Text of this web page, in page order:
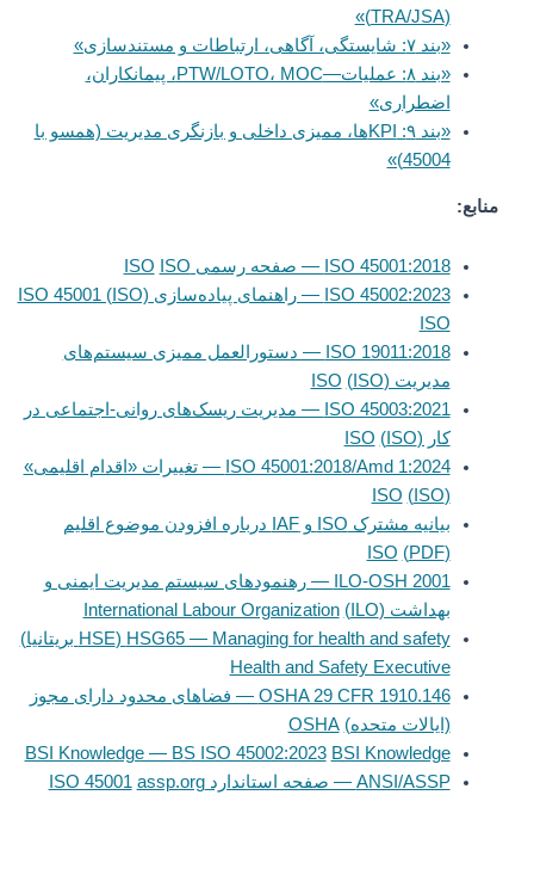
«بند ۷: شایستگی، آگاهی، ارتباطات و مستندسازی»
«بند ۸: عملیات—PTW/LOTO، MOC، پیمانکاران،
اضطراری»
«بند ۹: KPIها، ممیزی داخلی و بازنگری مدیریت (همسو با
45004)»
منابع:
ISO 45001:2018 — صفحه رسمی ISO
ISO
ISO 45002:2023 — راهنمای پیاده‌سازی ISO 45001 (ISO)
ISO
ISO 19011:2018 — دستورالعمل ممیزی سیستم‌های
مدیریت (ISO)
ISO
ISO 45003:2021 — مدیریت ریسک‌های روانی‌-اجتماعی در
کار (ISO)
ISO
ISO 45001:2018/Amd 1:2024 — تغییرات «اقدام اقلیمی»
ISO
بیانیه مشترک ISO و IAF درباره افزودن موضوع اقلیم
ISO
ILO-OSH 2001 — رهنمودهای سیستم مدیریت ایمنی و
بهداشت (ILO)
International Labour Organization
HSG65 — Managing for health and safety (HSE بریتانیا)
Health and Safety Executive
OSHA 29 CFR 1910.146 — فضاهای محدود دارای مجوز
(ایالات متحده) OSHA
BSI Knowledge — BS ISO 45002:2023 BSI Knowledge
ANSI/ASSP — صفحه استاندارد ISO 45001
assp.org